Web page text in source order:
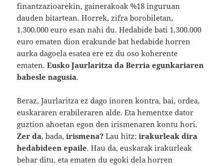
finantzazioarekin, gainerakoak %18 inguruan
dauden bitartean. Horrek, zifra borobiletan,
1.300.000 euro esan nahi du. Hedabide bati 1.300.000
euro ematen dion erakunde bat hedabide horren
aurka dagoela esatea ere ez du oso koherente
ematen.Eusko Jaurlaritza da Berria egunkariaren
babesle nagusia.
Beraz, Jaurlaritza ez dago inoren kontra, bai, ordea,
euskararen erabileraren alde. Eta hementxe dator
guztion ahoetan egon den irismenaren kontu hori.
Zer da, bada, irismena? Lau hitz: irakurleak dira
hedabideen epaile. Hau da, euskarak irakurleak
behar ditu, eta ematen du egoki dela horren